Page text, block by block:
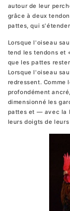
autour de leur
grâce à deux
pattes, qui
Lorsque l'oiseau
tend les tendons et
que les pattes
Lorsque l'oiseau
redressent.
profondément
dimensionné les
pattes et — avec la
leurs doigts de